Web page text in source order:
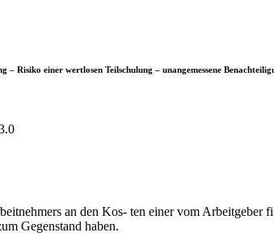
– Risiko einer wertlosen Teilschulung – unangemessene
an den Kos- ten einer vom
Gegenstand haben.